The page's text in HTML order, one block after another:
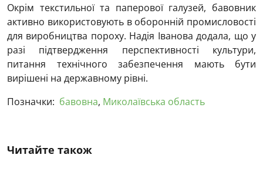
Окрім текстильної та паперової галузей, бавовник
активно використовують в оборонній промисловості
для виробництва пороху. Надія Іванова додала, що у
разі підтвердження перспективності культури,
питання технічного забезпечення мають бути
вирішені на державному рівні.
Позначки: бавовна, Миколаївська область
Читайте також